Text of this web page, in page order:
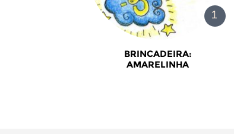
BRINCADEIRA:
AMARELINHA